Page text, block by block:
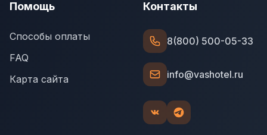
Помощь
Способы оплаты
FAQ
Карта сайта
Контакты
8(800) 500-05-33
info@vashotel.ru